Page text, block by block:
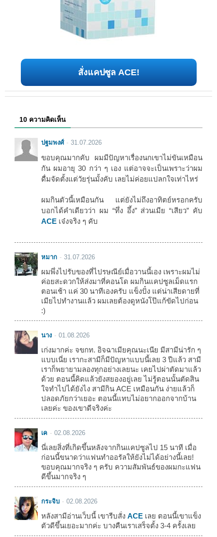
สั่งแคปซูล ACE!
10 ความคิดเห็น
ปฐมพงศ์ 31.07.2026
ขอบคุณมากคับ ผมมีปัญหาเรื่องนกเขาไม่ขันเหมือน
กัน ผมอายุ 30 กว่า ๆ เอง แต่อาจจะเป็นเพราะว่าผม
ดื่มจัดตั้งแต่วัยรุ่นมั้งคับ เลยไม่ค่อยแปลกใจเท่าไหร่
ผมกินตัวนี้เหมือนกัน แต่ยังไม่ถึงอาทิตย์หรอกครับ
บอกได้คำเดียวว่า ผม “ทึ่ง อึ้ง” ส่วนเมีย “เสียว” คับ
ACE เจ๋งจริง ๆ คับ
หมาก 31.07.2026
ผมพึ่งไปรับของที่ไปรษณีย์เมื่อวานนี้เอง เพราะผมไม่
ค่อยสะดวกให้ส่งมาที่คอนโด ผมกินแคปซูลเม็ดแรก
ตอนเช้า แค่ 30 นาทีเองครับ แข็งปั๋ง แต่น่าเสียดายที่
เมียไปทำงานแล้ว ผมเลยต้องดูหนังโป๊แก้ขัดไปก่อน
:)
นาง 01.08.2026
เก่งมากค่ะ จขกท. อิจฉาเมียคุณนะเนีย มีสามีน่ารัก ๆ
แบบเนี่ย เรากะสามีก็มีปัญหาแบบนี้เลย 3 ปีแล้ว สามี
เราก็พยายามลองทุกอย่างเลยนะ เคยไปผ่าตัดมาแล้ว
ด้วย ตอนนี้คิดแล้วยังสยองอยู่เลย ไม่รู้ตอนนั้นตัดสิน
ใจทำไปได้ยังไง สามีกิน ACE เหมือนกัน ง่ายแล้วก็
ปลอดภัยกว่าเยอะ ตอนนี้แทบไม่อยากออกจากบ้าน
เลยค่ะ ของเขาดีจริงค่ะ
เค 02.08.2026
นี่เลยสิ่งที่เกิดขึ้นหลังจากกินแคปซูลไป 15 นาที เมื่อ
ก่อนนี้ขนาดว่าแฟนทำออรัลให้ยังไม่ได้อย่างนี้เลย!
ขอบคุณมากจริง ๆ ครับ ความสัมพันธ์ของผมกะแฟน
ดีขึ้นมากจริง ๆ
กระจิบ 02.08.2026
หลังสามีอ่านเว็บนี้ เขารีบสั่ง ACE เลย ตอนนี้เขาแข็ง
ตัวดีขึ้นเยอะมากค่ะ บางคืนเราเสร็จตั้ง 3-4 ครั้งเลย